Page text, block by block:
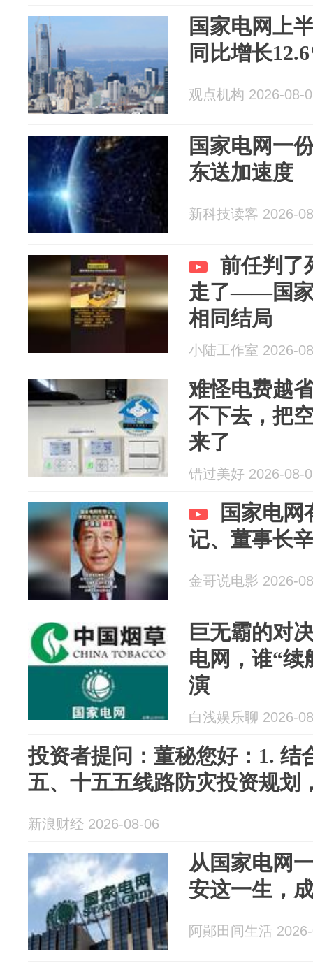
国家电网上
同比增长
观点机构 2026-08-
国家电网一
东送加速度
新科技读客 2026-
前任判了
走了——国家
相同结局
小陆工作室 2026-
难怪电费越
不下去，把
来了
错过美好 2026-08-
国家电网
记、董事长
金哥说电影 2026-
巨无霸的对
电网，谁“续
演
白浅娱乐聊 2026-
投资者提问：董秘您好：1. 结
五、十五五线路防灾投资规划
新浪财经 2026-08-06
从国家电网
安这一生，
阿鄖田间生活